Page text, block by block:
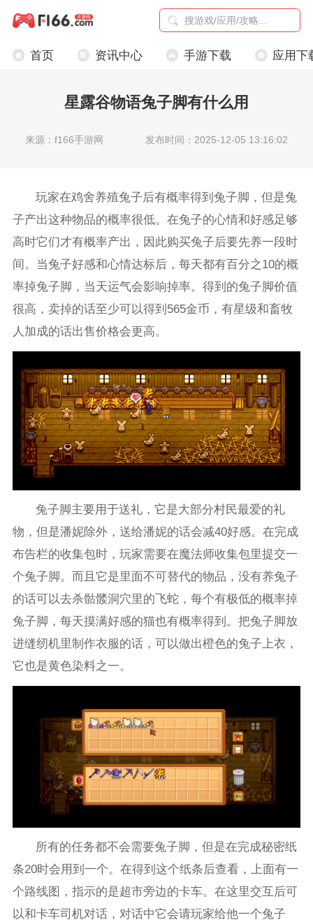
首页 资讯中心 手游下载 应用下
星露谷物语兔子脚有什么用
来源：f166手游网 发布时间：2025-12-05 13:16:02
玩家在鸡舍养殖兔子后有概率得到兔子脚，但是兔
子产出这种物品的概率很低。在兔子的心情和好感足够
高时它们才有概率产出，因此购买兔子后要先养一段时
间。当兔子好感和心情达标后，每天都有百分之10的概
率掉兔子脚，当天运气会影响掉率。得到的兔子脚价值
很高，卖掉的话至少可以得到565金币，有星级和畜牧
人加成的话出售价格会更高。
兔子脚主要用于送礼，它是大部分村民最爱的礼
物，但是潘妮除外，送给潘妮的话会减40好感。在完成
布告栏的收集包时，玩家需要在魔法师收集包里提交一
个兔子脚。而且它是里面不可替代的物品，没有养兔子
的话可以去杀骷髅洞穴里的飞蛇，每个有极低的概率掉
兔子脚，每天摸满好感的猫也有概率得到。把兔子脚放
进缝纫机里制作衣服的话，可以做出橙色的兔子上衣，
它也是黄色染料之一。
所有的任务都不会需要兔子脚，但是在完成秘密纸
条20时会用到一个。在得到这个纸条后查看，上面有一
个路线图，指示的是超市旁边的卡车。在这里交互后可
以和卡车司机对话，对话中它会请玩家给他一个兔子